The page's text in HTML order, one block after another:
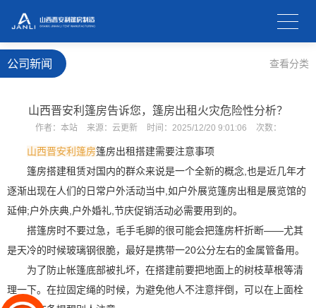
公司新闻 查看分类
山西晋安利篷房告诉您，篷房出租火灾危险性分析？
作者： 本站 来源： 云更新 时间： 2025/12/20 9:01:06 次数：
山西晋安利篷房篷房出租搭建需要注意事项
篷房搭建租赁对国内的群众来说是一个全新的概念,也是近几年才
逐渐出现在人们的日常户外活动当中,如户外展览篷房出租是展览馆的
延伸;户外庆典,户外婚礼,节庆促销活动必需要用到的。
搭篷房时不要过急，毛手毛脚的很可能会把篷房杆折断——尤其
是天冷的时候玻璃钢很脆，最好是携带一20公分左右的金属管备用。
为了防止帐篷底部被扎坏，在搭建前要把地面上的树枝草根等清
理一下。在拉固定绳的时候，为避免他人不注意拌倒，可以在上面栓